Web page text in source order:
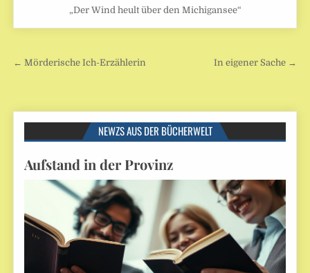
„Der Wind heult über den Michigansee“
Beitragsnavigation
← Mörderische Ich-Erzählerin In eigener Sache →
NEWZS AUS DER BÜCHERWELT
Aufstand in der Provinz